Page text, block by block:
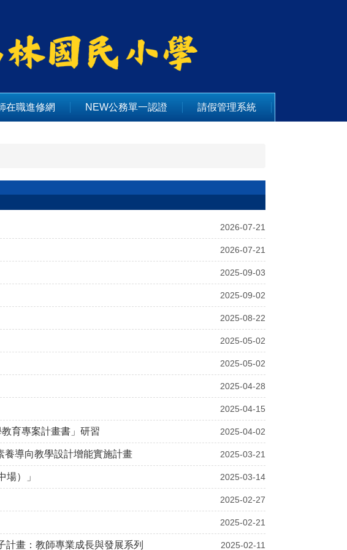
在職進修網 NEW公務單一認證 請假管理系統
2026-07-21
2026-07-21
2025-09-03
2025-09-02
2025-08-22
2025-05-02
2025-05-02
2025-04-28
2025-04-15
育專案計畫書」研習 2025-04-02
養導向教學設計增能實施計畫 2025-03-21
）」 2025-03-14
2025-02-27
2025-02-21
畫：教師專業成長與發展系列 2025-02-11